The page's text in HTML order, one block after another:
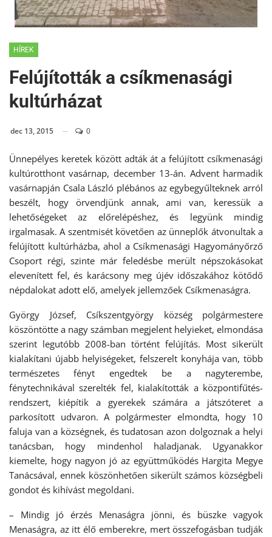
HÍREK
Felújították a csíkmenasági
kultúrházat
dec 13, 2015 0
Ünnepélyes keretek között adták át a felújított csíkmenasági
kultúrotthont vasárnap, december 13-án. Advent harmadik
vasárnapján Csala László plébános az egybegyűlteknek arról
beszélt, hogy örvendjünk annak, ami van, keressük a
lehetőségeket az előrelépéshez, és legyünk mindig
irgalmasak. A szentmisét követően az ünneplők átvonultak a
felújított kultúrházba, ahol a Csíkmenasági Hagyományőrző
Csoport régi, szinte már feledésbe merült népszokásokat
elevenített fel, és karácsony meg újév időszakához kötődő
népdalokat adott elő, amelyek jellemzőek Csíkmenaságra.
György József, Csíkszentgyörgy község polgármestere
köszöntötte a nagy számban megjelent helyieket, elmondása
szerint legutóbb 2008-ban történt felújítás. Most sikerült
kialakítani újabb helyiségeket, felszerelt konyhája van, több
természetes fényt engedtek be a nagyterembe,
fénytechnikával szerelték fel, kialakították a központifűtés-
rendszert, kiépítik a gyerekek számára a játszóteret a
parkosított udvaron. A polgármester elmondta, hogy 10
faluja van a községnek, és tudatosan azon dolgoznak a helyi
tanácsban, hogy mindenhol haladjanak. Ugyanakkor
kiemelte, hogy nagyon jó az együttműködés Hargita Megye
Tanácsával, ennek köszönhetően sikerült számos községbeli
gondot és kihívást megoldani.
– Mindig jó érzés Menaságra jönni, és büszke vagyok
Menaságra, az itt élő emberekre, mert összefogásban tudják